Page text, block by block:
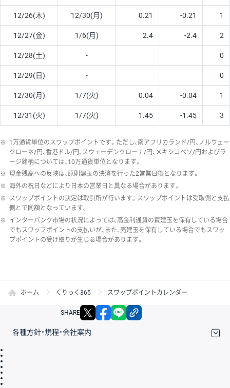
12/26(木) 12/30(月) 0.21 -0.21 1
12/27(金) 1/6(月) 2.4 -2.4 2
12/28(土) - 0
12/29(日) - 0
12/30(月) 1/7(火) 0.04 -0.04 1
12/31(火) 1/7(火) 1.45 -1.45 3
※ 1万通貨単位のスワップポイントです。ただし、南アフリカランド/円、ノルウェー
クローネ/円、香港ドル/円、スウェーデンクローナ/円、メキシコペソ/円およびラ
ージ銘柄については、10万通貨単位となります。
※ 現金残高への反映は、原則建玉の決済を行った2営業日後となります。
※ 海外の祝日などにより日本の営業日と異なる場合があります。
※ スワップポイントの決定は取引所が行います。スワップポイントは受取側と支払
側とで同額となっています。
※ インターバンク市場の状況によっては、高金利通貨の買建玉を保有している場合
でもスワップポイントの支払いが、また、売建玉を保有している場合でもスワッ
プポイントの受け取りが生じる場合があります。
ホーム くりっく365 スワップポイントカレンダー
SHARE X facebook
各種方針・規程・会社案内